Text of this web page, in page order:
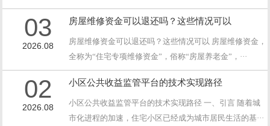
03
2026.08
房屋维修资金可以退还吗？这些情况可以
房屋维修资金可以退还吗？这些情况可以 房屋维修资金，
全称为“住宅专项维修资金”，俗称“房屋养老金”，···
02
2026.08
小区公共收益监管平台的技术实现路径
小区公共收益监管平台的技术实现路径 一、引言 随着城
市化进程的加速，住宅小区已经成为城市居民生活的基···